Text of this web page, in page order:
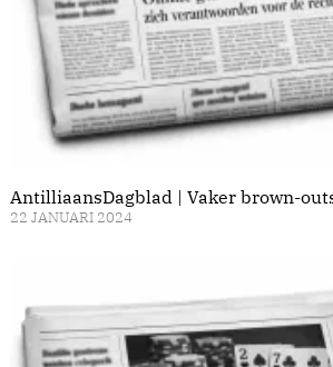
AntilliaansDagblad | Vaker brown-
22 JANUARI 2024